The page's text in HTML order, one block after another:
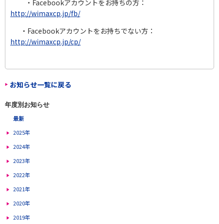
・Facebookアカウントをお持ちの方：
http://wimaxcp.jp/fb/
・Facebookアカウントをお持ちでない方：
http://wimaxcp.jp/cp/
お知らせ一覧に戻る
年度別お知らせ
最新
2025年
2024年
2023年
2022年
2021年
2020年
2019年